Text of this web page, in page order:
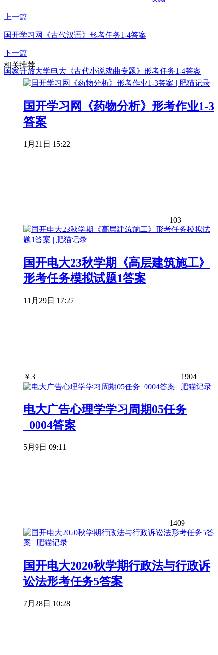
上一篇
国开学习网《古代汉语》形考任务1-4答案
下一篇
国家开放大学电大《古代小说戏曲专题》形考任务1-4答案
相关推荐
国开学习网《药物分析》形考作业1-3
答案
1月21日 15:22
103
国开电大23秋学期《高层建筑施工》
形考任务模拟试题1答案
11月29日 17:27
￥3 1904
电大广告心理学学习周期05任务
_0004答案
5月9日 09:11
1409
国开电大2020秋学期行政法与行政诉
讼法形考任务5答案
7月28日 10:28